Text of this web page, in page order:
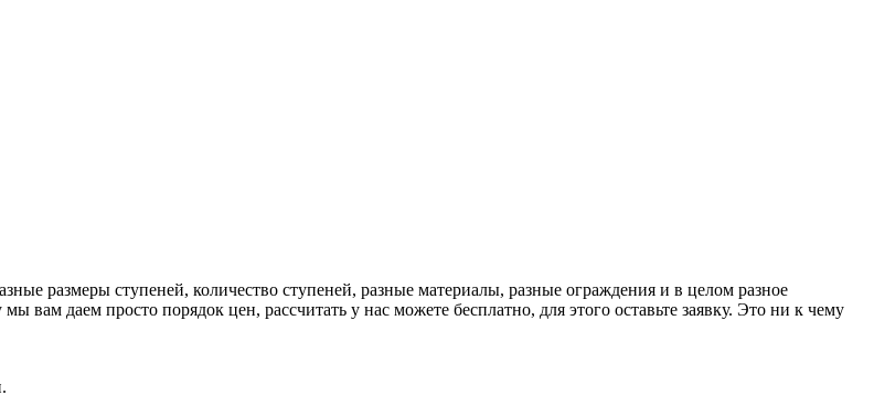
размеры ступеней, количество ступеней, разные материалы, разные ограждения и в целом разное
вам даем просто порядок цен, рассчитать у нас можете бесплатно, для этого оставьте заявку. Это ни к чему